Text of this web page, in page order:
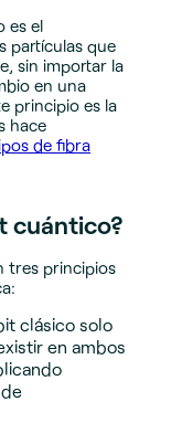
es el
partículas que
sin importar la
en una
principio es la
hace
de fibra
cuántico?
tres principios
clásico solo
en ambos